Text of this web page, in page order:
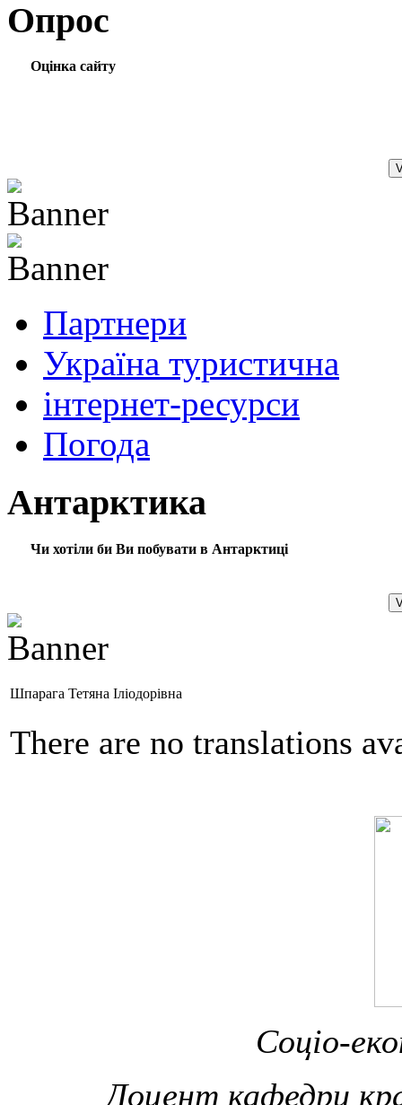
Опрос
Оцінка сайту
Партнери
Україна туристична
інтернет-ресурси
Погода
Антарктика
Чи хотіли би Ви побувати в Антарктиці
Шпарага Тетяна Іліодорівна
There are no translations
Соціо-
Доцент кафедри